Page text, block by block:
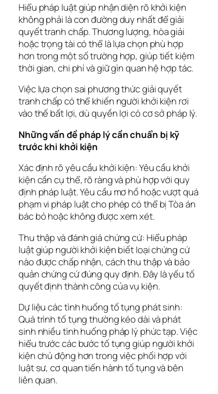
Hiểu pháp luật giúp nhận diện rõ khởi kiện
không phải là con đường duy nhất để giải
quyết tranh chấp. Thương lượng, hòa giải
hoặc trọng tài có thể là lựa chọn phù hợp
hơn trong một số trường hợp, giúp tiết kiệm
thời gian, chi phí và giữ gìn quan hệ hợp tác.
Việc lựa chọn sai phương thức giải quyết
tranh chấp có thể khiến người khởi kiện rơi
vào thế bất lợi, dù quyền lợi có cơ sở pháp lý.
Những vấn đề pháp lý cần chuẩn bị kỹ
trước khi khởi kiện
Xác định rõ yêu cầu khởi kiện: Yêu cầu khởi
kiện cần cụ thể, rõ ràng và phù hợp với quy
định pháp luật. Yêu cầu mơ hồ hoặc vượt quá
phạm vi pháp luật cho phép có thể bị Tòa án
bác bỏ hoặc không được xem xét.
Thu thập và đánh giá chứng cứ: Hiểu pháp
luật giúp người khởi kiện biết loại chứng cứ
nào được chấp nhận, cách thu thập và bảo
quản chứng cứ đúng quy định. Đây là yếu tố
quyết định thành công của vụ kiện.
Dự liệu các tình huống tố tụng phát sinh:
Quá trình tố tụng thường kéo dài và phát
sinh nhiều tình huống pháp lý phức tạp. Việc
hiểu trước các bước tố tụng giúp người khởi
kiện chủ động hơn trong việc phối hợp với
luật sư, cơ quan tiến hành tố tụng và bên
liên quan.